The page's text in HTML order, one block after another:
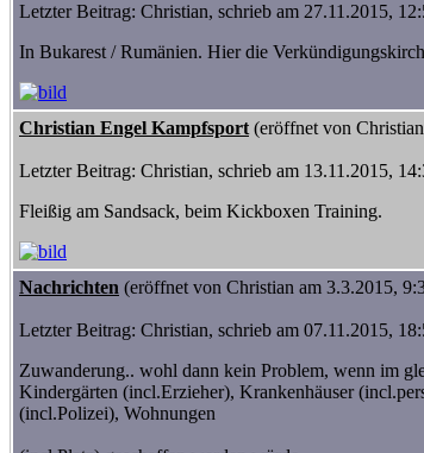
Letzter Beitrag: Christian, schrieb am 27.11.2015,
In Bukarest / Rumänien. Hier die
Christian Engel Kampfsport (eröffnet von
Letzter Beitrag: Christian, schrieb am 13.11.2015,
Fleißig am Sandsack, beim Kickboxen Training.
Nachrichten (eröffnet von Christian am 3.3.2015,
Letzter Beitrag: Christian, schrieb am 07.11.2015,
Zuwanderung.. wohl dann kein Problem, wenn im
Kindergärten (incl.Erzieher), Krankenhäuser
(incl.Polizei), Wohnungen